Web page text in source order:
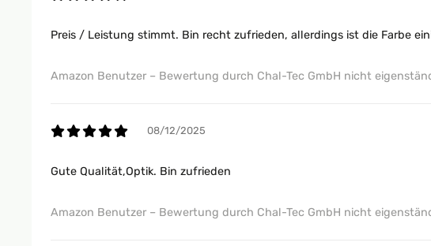
Preis / Leistung stimmt. Bin recht zufrieden, allerdings ist die Farbe
Amazon Benutzer – Bewertung durch Chal-Tec GmbH nicht
08/12/2025
Gute Qualität,Optik. Bin zufrieden
Amazon Benutzer – Bewertung durch Chal-Tec GmbH nicht